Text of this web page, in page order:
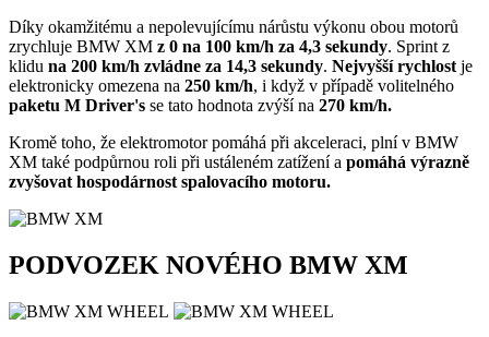
Díky okamžitému a nepolevujícímu nárůstu výkonu obou motorů
zrychluje BMW XM z 0 na 100 km/h za 4,3 sekundy. Sprint z
klidu na 200 km/h zvládne za 14,3 sekundy. Nejvyšší rychlost je
elektronicky omezena na 250 km/h, i když v případě volitelného
paketu M Driver's se tato hodnota zvýší na 270 km/h.
Kromě toho, že elektromotor pomáhá při akceleraci, plní v BMW
XM také podpůrnou roli při ustáleném zatížení a pomáhá výrazně
zvyšovat hospodárnost spalovacího motoru.
PODVOZEK NOVÉHO BMW XM